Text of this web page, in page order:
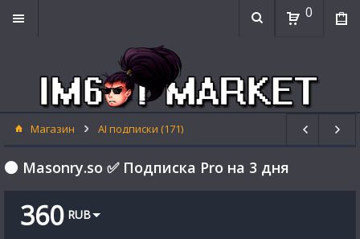
0
Магазин AI подписки (171)
⚫ Masonry.so ✅ Подписка Pro на 3 дня
360 RUB